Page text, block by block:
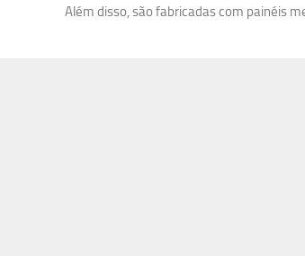
Além disso, são fabricadas com painéis